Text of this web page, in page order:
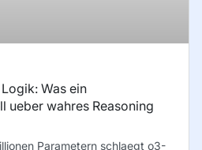
Was ein
ueber wahres Reasoning
Parametern schlaegt o3-